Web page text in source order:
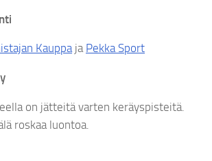
Kauppaja Pekka Sport
on jätteitä varten keräyspisteitä.
roskaa luontoa.